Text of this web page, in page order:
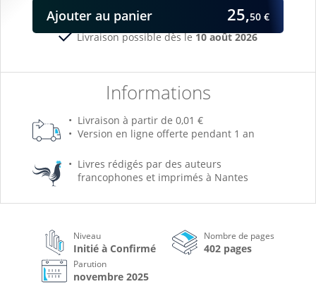
Informations
Livraison possible dès le10 août 2026
Livraison à partir de 0,01 €
Version en ligne offerte pendant 1 an
Livres rédigés par des auteurs
francophones et imprimés à Nantes
Ajouter au panier 25,50 €
Niveau
Initié à Confirmé
Nombre de pages
402 pages
Parution
novembre 2025